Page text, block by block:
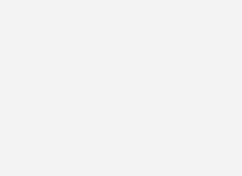
Verlässlichkeit
somit ein aktuelles und
Dieses soll die Auswahl
erleichtern. Die
und verlässlich erfolgen –